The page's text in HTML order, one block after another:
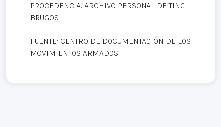
PROCEDENCIA: ARCHIVO PERSONAL DE TINO
BRUGOS
FUENTE: CENTRO DE DOCUMENTACIÓN DE LOS
MOVIMIENTOS ARMADOS